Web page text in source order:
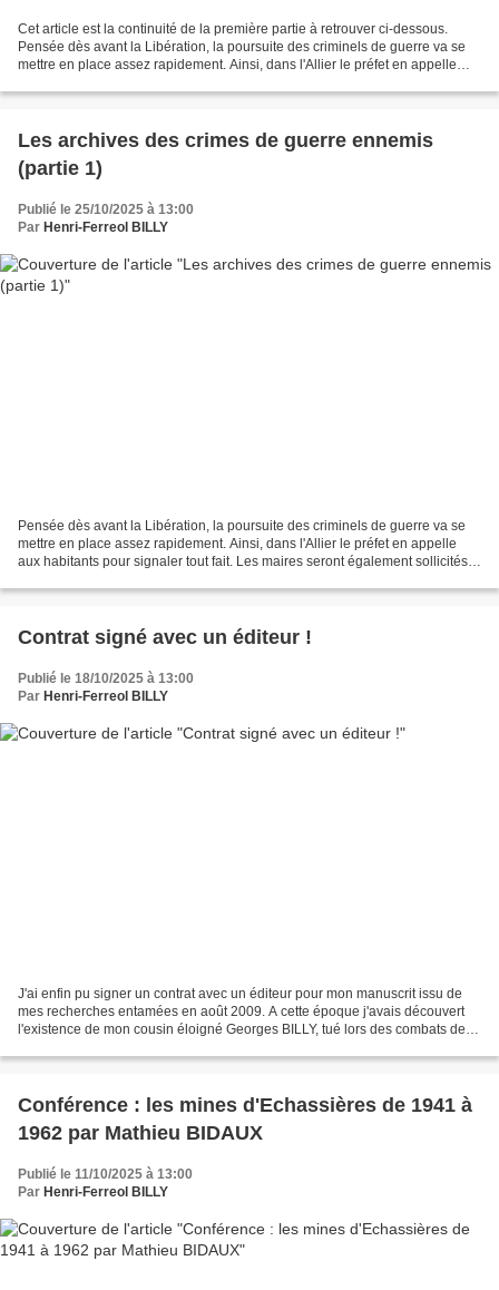
Cet article est la continuité de la première partie à retrouver ci-dessous.
Pensée dès avant la Libération, la poursuite des criminels de guerre va se
mettre en place assez rapidement. Ainsi, dans l'Allier le préfet en appelle
Les archives des crimes de guerre ennemis
(partie 1)
Publié le 25/10/2025 à 13:00
Par Henri-Ferreol BILLY
Pensée dès avant la Libération, la poursuite des criminels de guerre va se
mettre en place assez rapidement. Ainsi, dans l'Allier le préfet en appelle
aux habitants pour signaler tout fait. Les maires seront également sollicités
Contrat signé avec un éditeur !
Publié le 18/10/2025 à 13:00
Par Henri-Ferreol BILLY
J'ai enfin pu signer un contrat avec un éditeur pour mon manuscrit issu de
mes recherches entamées en août 2009. A cette époque j'avais découvert
l'existence de mon cousin éloigné Georges BILLY, tué lors des combats de la
Conférence : les mines d'Echassières de 1941 à
1962 par Mathieu BIDAUX
Publié le 11/10/2025 à 13:00
Par Henri-Ferreol BILLY